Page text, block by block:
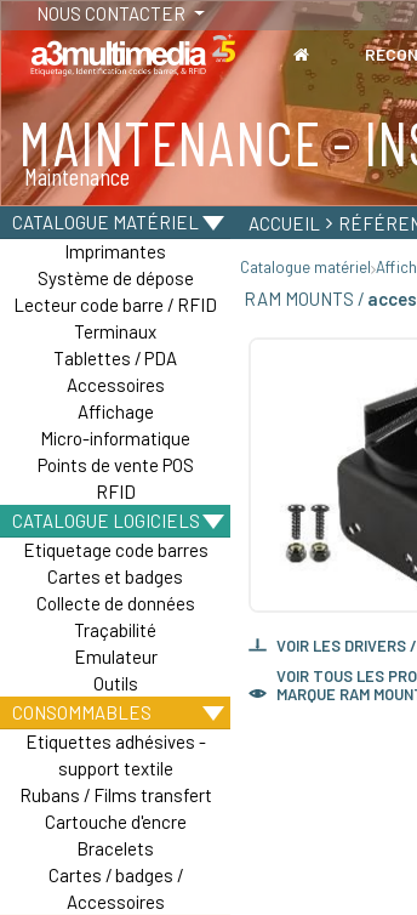
NOUS CONTACTER
MAINTENANCE -
Maintenance
TABLETTES
Tablettes durcies - Étanches - Résistantes
CATALOGUE MATÉRIEL
Imprimantes
Système de dépose
Lecteur code barre / RFID
Terminaux
Tablettes / PDA
Accessoires
Affichage
Micro-informatique
Points de vente POS
RFID
CATALOGUE LOGICIELS
Etiquetage code barres
Cartes et badges
Collecte de données
Traçabilité
Emulateur
Outils
CONSOMMABLES
Etiquettes adhésives -
support textile
Rubans / Films transfert
Cartouche d'encre
Bracelets
Cartes / badges /
Accessoires
ACCUEIL
Catalogue matériel
RAM MOUNTS /
VOIR LES DRIVERS
VOIR TOUS LES
MARQUE RAM